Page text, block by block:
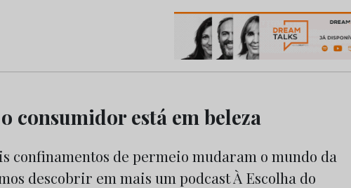
e da Publicidade
consumidor está em beleza
confinamentos de permeio mudaram o mundo da
descobrir em mais um podcast À Escolha do